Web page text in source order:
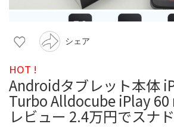
シェア
HOT !
Androidタブレット本体
Turbo Alldocube iPlay
レビュー 2.4万円でスナ